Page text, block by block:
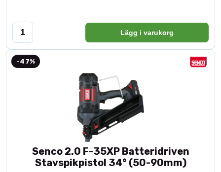
Lägg i varukorg
-47%
Senco 2.0 F-35XP Batteridriven
Stavspikpistol 34° (50-90mm)